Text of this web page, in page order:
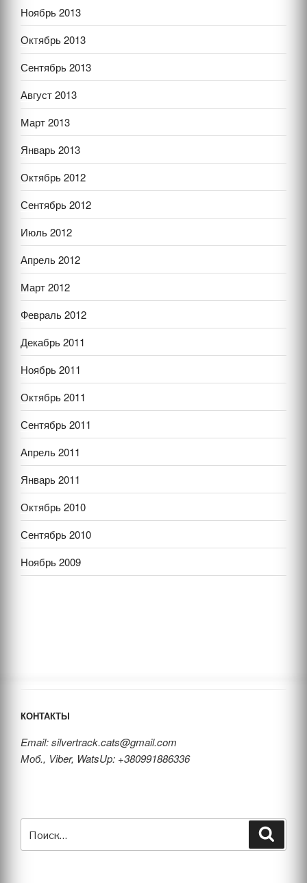
Ноябрь 2013
Октябрь 2013
Сентябрь 2013
Август 2013
Март 2013
Январь 2013
Октябрь 2012
Сентябрь 2012
Июль 2012
Апрель 2012
Март 2012
Февраль 2012
Декабрь 2011
Ноябрь 2011
Октябрь 2011
Сентябрь 2011
Апрель 2011
Январь 2011
Октябрь 2010
Сентябрь 2010
Ноябрь 2009
КОНТАКТЫ
Email: silvertrack.cats@gmail.com
Моб., Viber, WatsUp: +380991886336